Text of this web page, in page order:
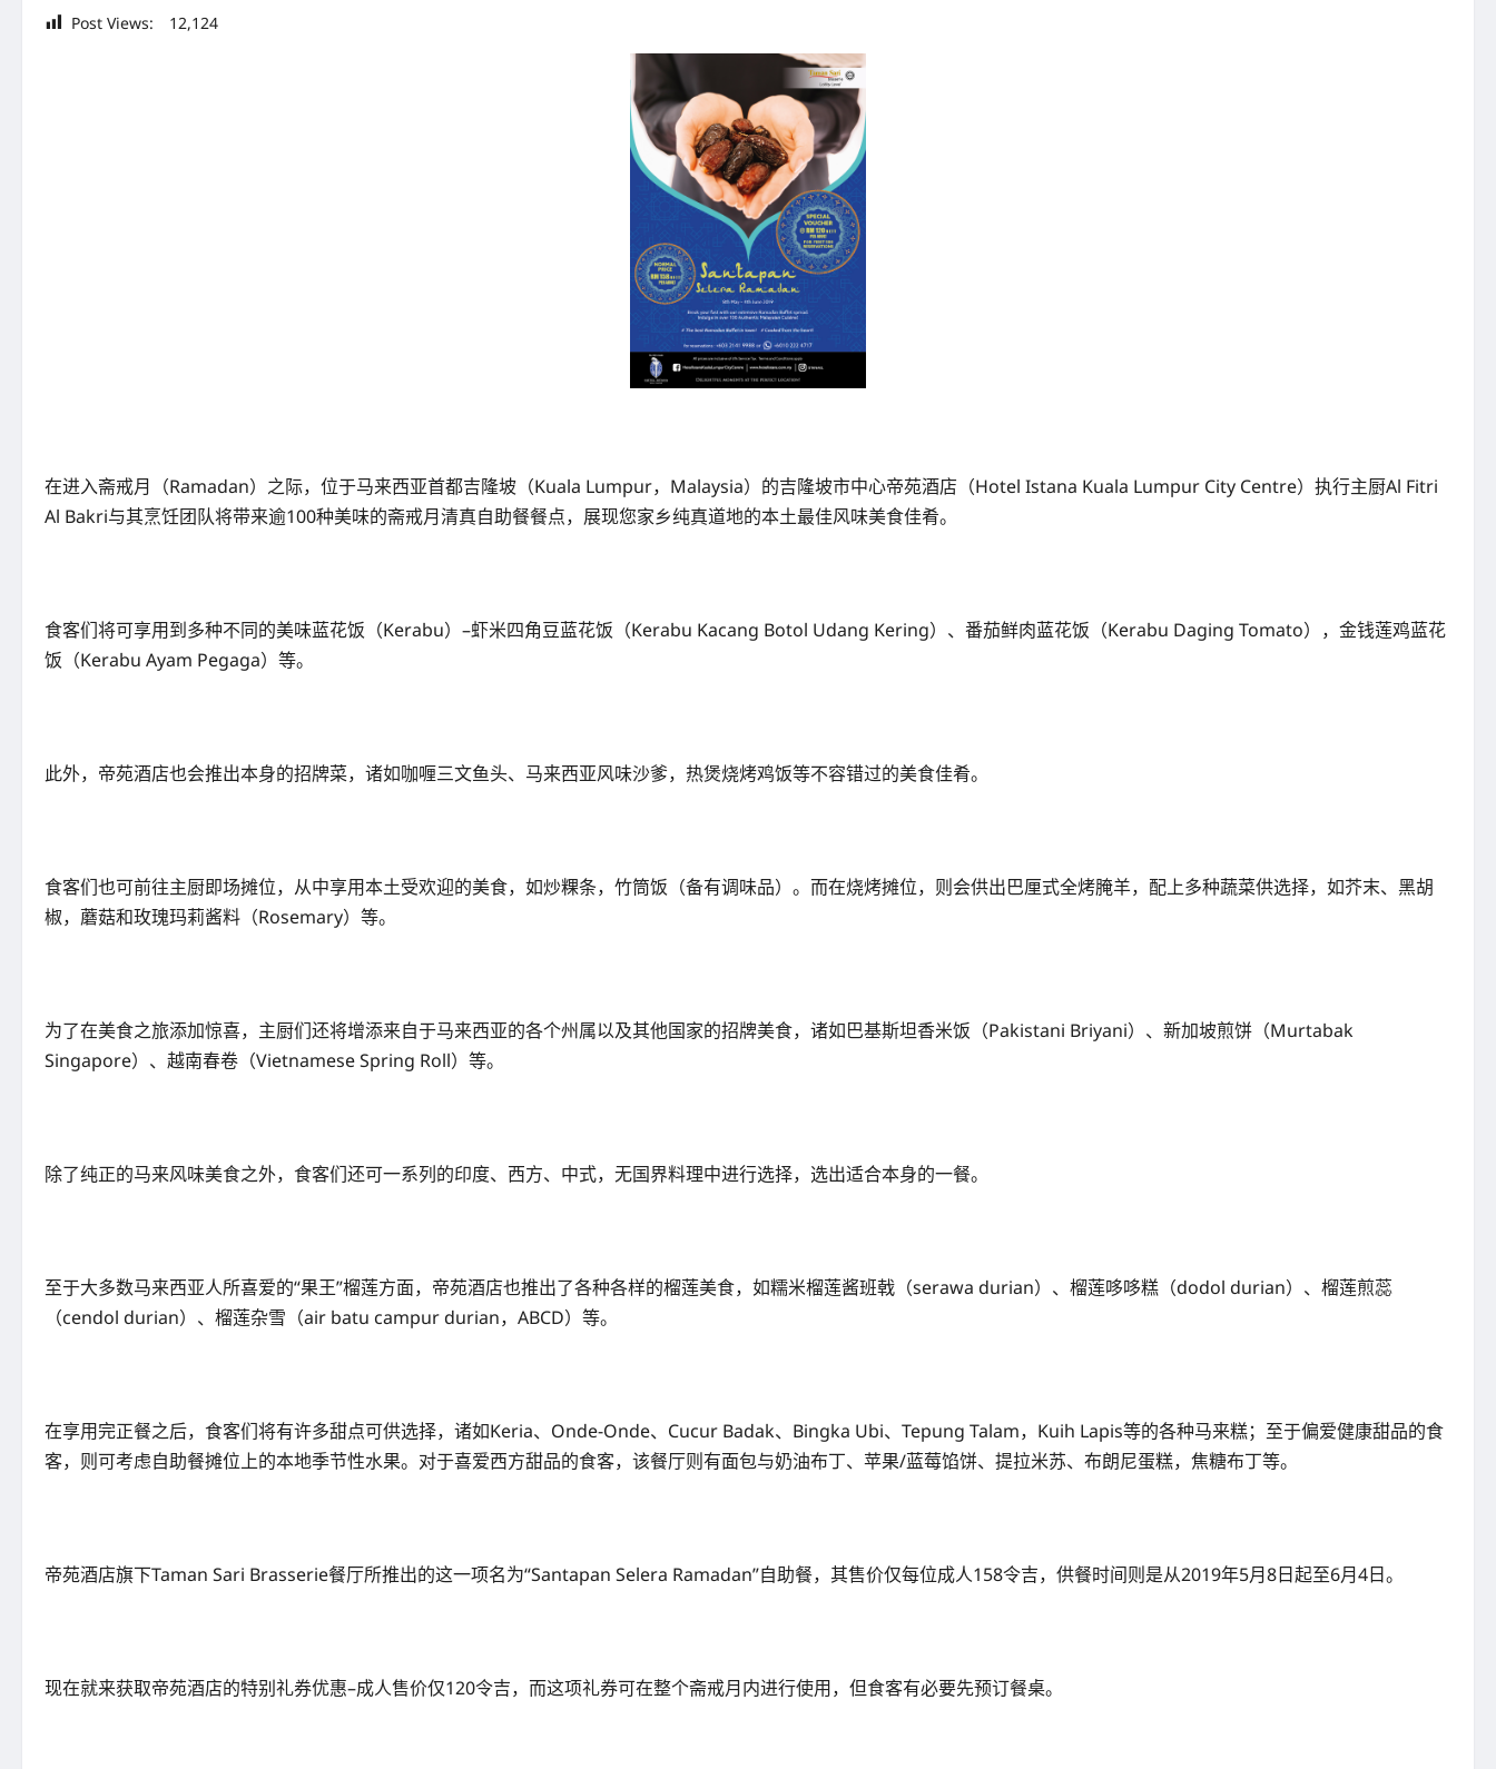
Post Views: 12,124
在进入斋戒月（Ramadan）之际，位于马来西亚首都吉隆坡（Kuala Lumpur，Malaysia）的吉隆坡市中心帝苑酒店（Hotel Istana Kuala Lumpur City Centre）执行主厨Al Fitri
Al Bakri与其烹饪团队将带来逾100种美味的斋戒月清真自助餐餐点，展现您家乡纯真道地的本土最佳风味美食佳肴。
食客们将可享用到多种不同的美味蓝花饭（Kerabu）–虾米四角豆蓝花饭（Kerabu Kacang Botol Udang Kering）、番茄鲜肉蓝花饭（Kerabu Daging Tomato），金钱莲鸡蓝花
饭（Kerabu Ayam Pegaga）等。
此外，帝苑酒店也会推出本身的招牌菜，诸如咖喱三文鱼头、马来西亚风味沙爹，热煲烧烤鸡饭等不容错过的美食佳肴。
食客们也可前往主厨即场摊位，从中享用本土受欢迎的美食，如炒粿条，竹筒饭（备有调味品）。而在烧烤摊位，则会供出巴厘式全烤腌羊，配上多种蔬菜供选择，如芥末、黑胡
椒，蘑菇和玫瑰玛莉酱料（Rosemary）等。
为了在美食之旅添加惊喜，主厨们还将增添来自于马来西亚的各个州属以及其他国家的招牌美食，诸如巴基斯坦香米饭（Pakistani Briyani）、新加坡煎饼（Murtabak
Singapore）、越南春卷（Vietnamese Spring Roll）等。
除了纯正的马来风味美食之外，食客们还可一系列的印度、西方、中式，无国界料理中进行选择，选出适合本身的一餐。
至于大多数马来西亚人所喜爱的“果王”榴莲方面，帝苑酒店也推出了各种各样的榴莲美食，如糯米榴莲酱班戟（serawa durian）、榴莲哆哆糕（dodol durian）、榴莲煎蕊
（cendol durian）、榴莲杂雪（air batu campur durian，ABCD）等。
在享用完正餐之后，食客们将有许多甜点可供选择，诸如Keria、Onde-Onde、Cucur Badak、Bingka Ubi、Tepung Talam，Kuih Lapis等的各种马来糕；至于偏爱健康甜品的食
客，则可考虑自助餐摊位上的本地季节性水果。对于喜爱西方甜品的食客，该餐厅则有面包与奶油布丁、苹果/蓝莓馅饼、提拉米苏、布朗尼蛋糕，焦糖布丁等。
帝苑酒店旗下Taman Sari Brasserie餐厅所推出的这一项名为“Santapan Selera Ramadan”自助餐，其售价仅每位成人158令吉，供餐时间则是从2019年5月8日起至6月4日。
现在就来获取帝苑酒店的特别礼券优惠–成人售价仅120令吉，而这项礼券可在整个斋戒月内进行使用，但食客有必要先预订餐桌。